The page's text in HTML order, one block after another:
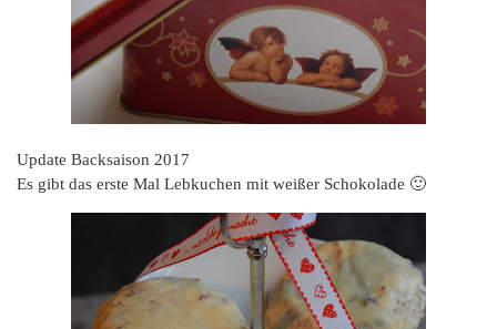
Update Backsaison 2017
Es gibt das erste Mal Lebkuchen mit weißer Schokolade 🙂